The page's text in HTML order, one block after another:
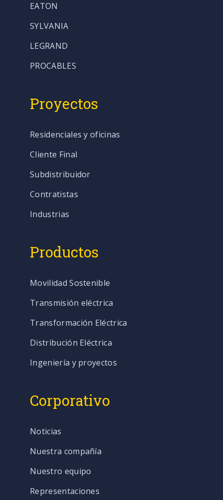
EATON
SYLVANIA
LEGRAND
PROCABLES
Proyectos
Residenciales y oficinas
Cliente Final
Subdistribuidor
Contratistas
Industrias
Productos
Movilidad Sostenible
Transmisión eléctrica
Transformación Eléctrica
Distribución Eléctrica
Ingeniería y proyectos
Corporativo
Noticias
Nuestra compañía
Nuestro equipo
Representaciones